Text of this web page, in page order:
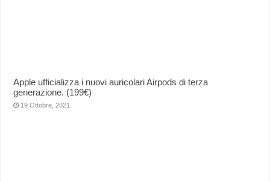
Apple ufficializza i nuovi auricolari Airpods di terza
generazione. (199€)
19 Ottobre, 2021